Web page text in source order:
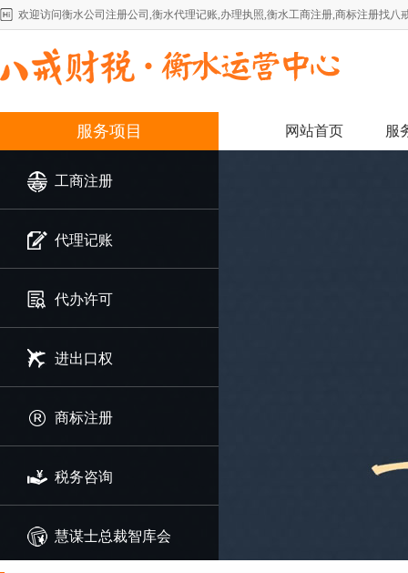
欢迎访问衡水公司注册公司,衡水代理记账,办理执照,衡水工商注册,商标注册找八
服务项目 网站首页 服
工商注册
代理记账
代办许可
进出口权
商标注册
税务咨询
慧谋士总裁智库会